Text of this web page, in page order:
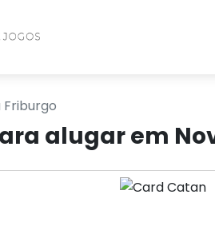
Friburgo
alugar em